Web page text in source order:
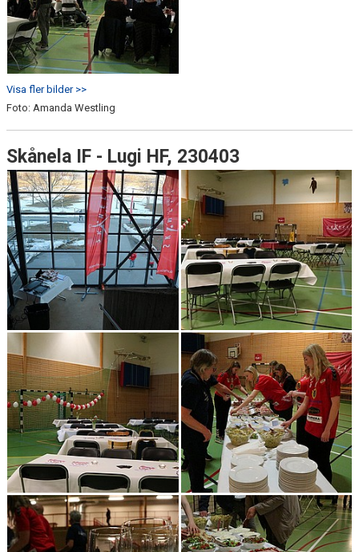
Visa fler bilder >>
Foto: Amanda Westling
Skånela IF - Lugi HF, 230403